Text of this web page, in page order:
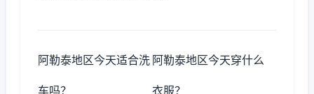
阿勒泰地区今天适合洗
车吗？
阿勒泰地区今天穿什么
衣服？